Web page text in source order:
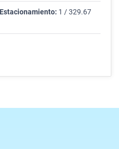
Estacionamiento: 1 / 329.67